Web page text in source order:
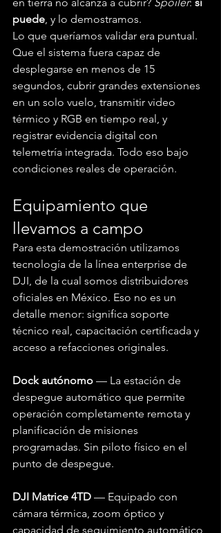
puede, y lo demostramos.
Lo que queríamos validar era puntual.
Que el sistema fuera capaz de
desplegarse en menos de 15
segundos, cubrir grandes extensiones
en un solo vuelo, transmitir video
térmico y RGB en tiempo real, y
registrar evidencia digital con
telemetría integrada. Todo eso bajo
condiciones reales de operación.
Equipamiento que
llevamos a campo
Para esta demostración utilizamos
tecnología de la línea enterprise de
DJI, de la cual somos distribuidores
oficiales en México. Eso no es un
detalle menor: significa soporte
técnico real, capacitación certificada y
acceso a refacciones originales.
Dock autónomo — La estación de
despegue automático que permite
operación completamente remota y
planificación de misiones
programadas. Sin piloto físico en el
punto de despegue.
DJI Matrice 4TD — Equipado con
cámara térmica, zoom óptico y
capacidad de seguimiento automático
👋 ¡Bienvenido!
¿Cómo podemos
ayudarte?
"Contáctanos"